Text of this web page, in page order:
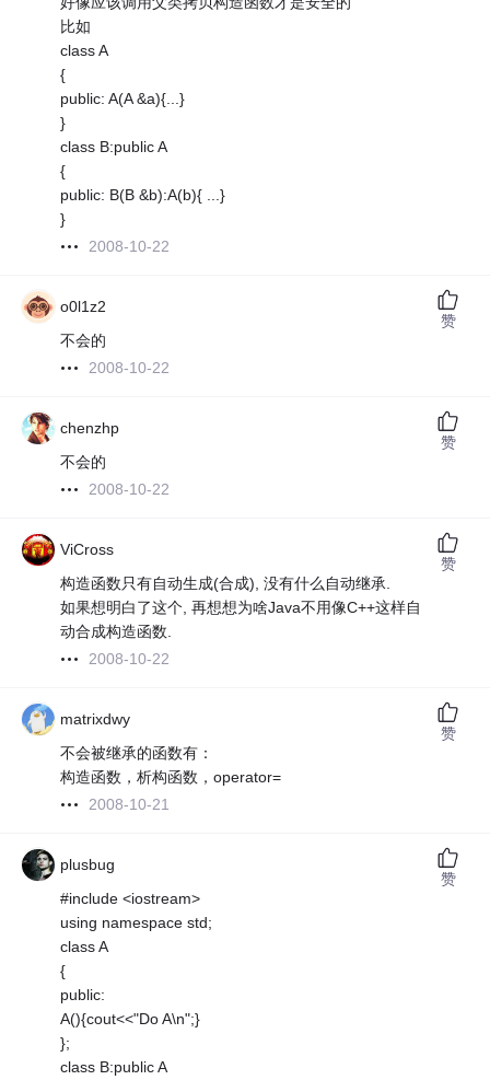
比如
class A
{
public: A(A &a){...}
}
class B:public A
{
public: B(B &b):A(b){ ...}
}
2008-10-22
o0l1z2
不会的
2008-10-22
赞
chenzhp
不会的
2008-10-22
赞
ViCross
构造函数只有自动生成(合成), 没有什么自动继承.
如果想明白了这个, 再想想为啥Java不用像C++这样自
动合成构造函数.
2008-10-22
赞
matrixdwy
不会被继承的函数有：
构造函数，析构函数，operator=
2008-10-21
赞
plusbug
#include <iostream>
using namespace std;
class A
{
public:
A(){cout<<"Do A\n";}
};
class B:public A
赞